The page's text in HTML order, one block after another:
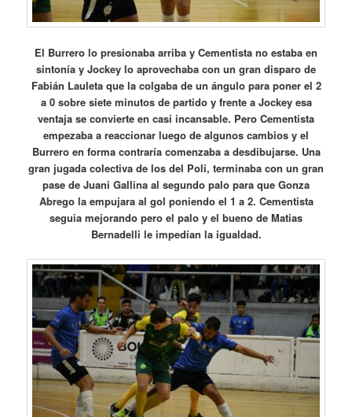
El Burrero lo presionaba arriba y Cementista no estaba en
sintonía y Jockey lo aprovechaba con un gran disparo de
Fabián Lauleta que la colgaba de un ángulo para poner el 2
a 0 sobre siete minutos de partido y frente a Jockey esa
ventaja se convierte en casi incansable. Pero Cementista
empezaba a reaccionar luego de algunos cambios y el
Burrero en forma contraría comenzaba a desdibujarse. Una
gran jugada colectiva de los del Poli, terminaba con un gran
pase de Juani Gallina al segundo palo para que Gonza
Abrego la empujara al gol poniendo el 1 a 2. Cementista
seguia mejorando pero el palo y el bueno de Matias
Bernadelli le impedían la igualdad.